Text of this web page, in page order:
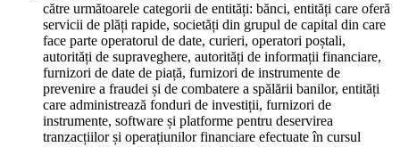
către următoarele categorii de entități: bănci, entități care oferă
servicii de plăți rapide, societăți din grupul de capital din care
face parte operatorul de date, curieri, operatori poștali,
autorități de supraveghere, autorități de informații financiare,
furnizori de date de piață, furnizori de instrumente de
prevenire a fraudei și de combatere a spălării banilor, entități
care administrează fonduri de investiții, furnizori de
instrumente, software și platforme pentru deservirea
tranzacțiilor și operațiunilor financiare efectuate în cursul